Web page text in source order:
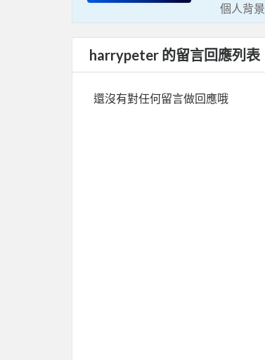
個人背景
harrypeter 的留言回應列表
還沒有對任何留言做回應哦